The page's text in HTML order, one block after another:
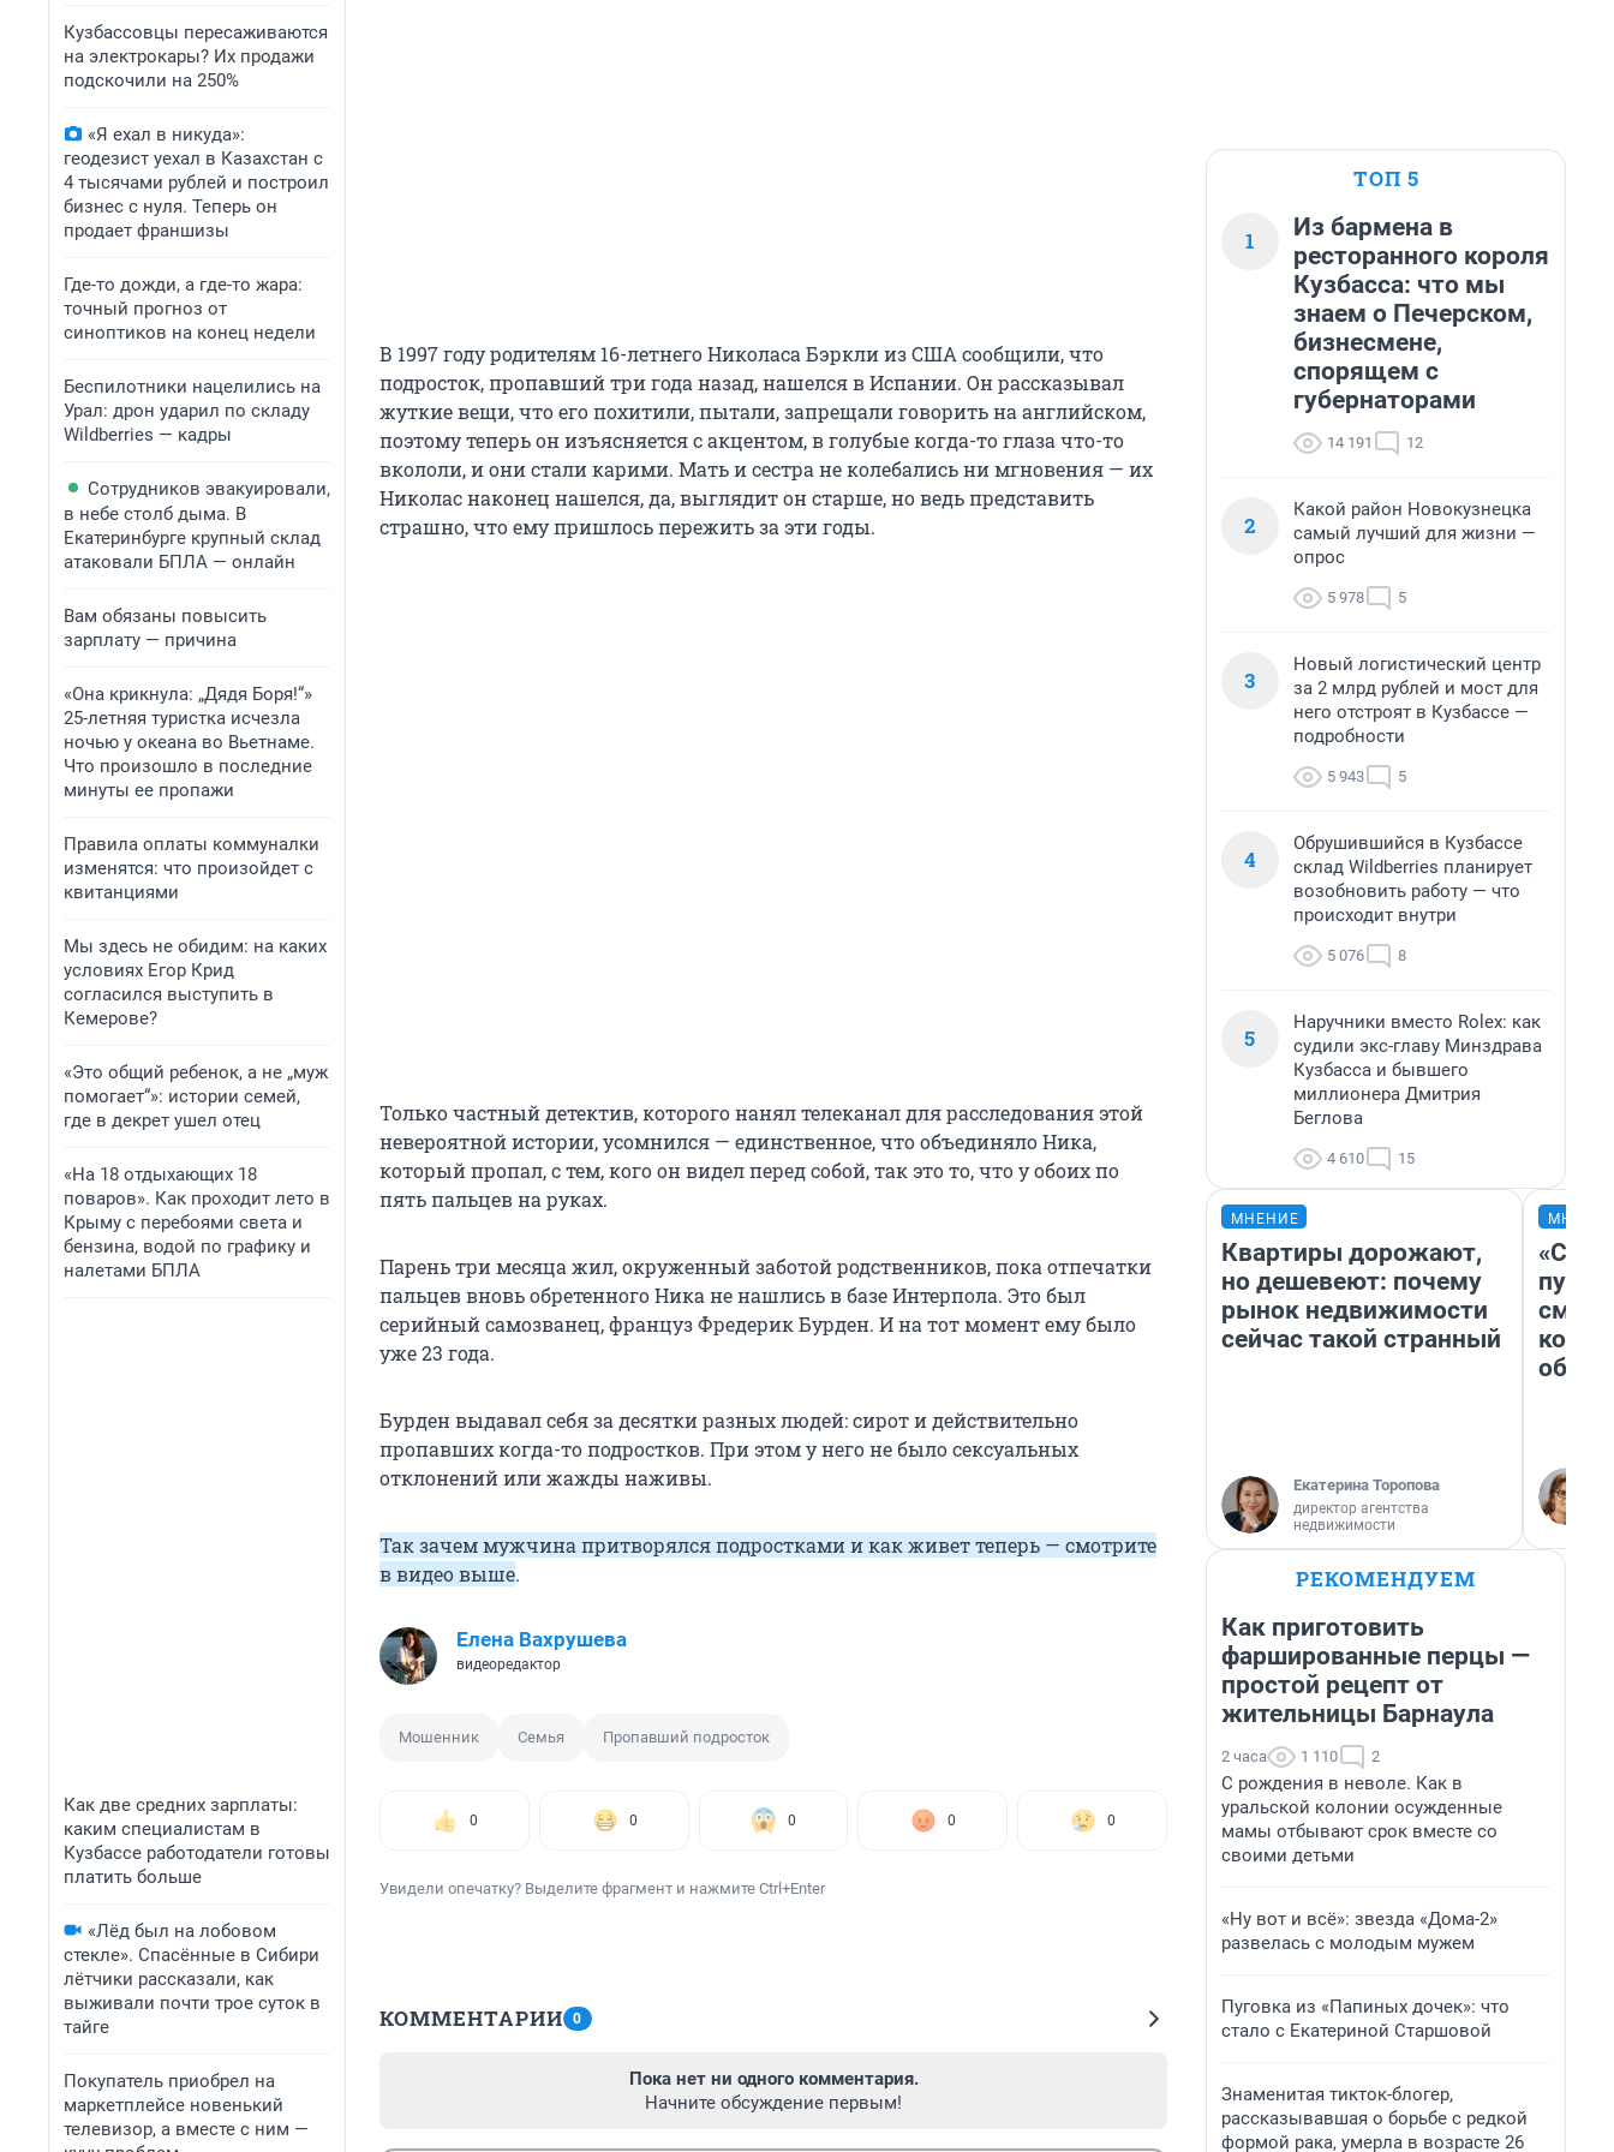
Кузбассовцы пересаживаются
на электрокары? Их продажи
подскочили на 250%
«Я ехал в никуда»:
геодезист уехал в Казахстан с
4 тысячами рублей и построил
бизнес с нуля. Теперь он
продает франшизы
Где-то дожди, а где-то жара:
точный прогноз от
синоптиков на конец недели
Беспилотники нацелились на
Урал: дрон ударил по складу
Wildberries — кадры
Сотрудников эвакуировали,
в небе столб дыма. В
Екатеринбурге крупный склад
атаковали БПЛА — онлайн
Вам обязаны повысить
зарплату — причина
«Она крикнула: „Дядя Боря!“»
25-летняя туристка исчезла
ночью у океана во Вьетнаме.
Что произошло в последние
минуты ее пропажи
Правила оплаты коммуналки
изменятся: что произойдет с
квитанциями
Мы здесь не обидим: на каких
условиях Егор Крид
согласился выступить в
Кемерове?
«Это общий ребенок, а не „муж
помогает“»: истории семей,
где в декрет ушел отец
«На 18 отдыхающих 18
поваров». Как проходит лето в
Крыму с перебоями света и
бензина, водой по графику и
налетами БПЛА
Как две средних зарплаты:
каким специалистам в
Кузбассе работодатели готовы
платить больше
«Лёд был на лобовом
стекле». Спасённые в Сибири
лётчики рассказали, как
выживали почти трое суток в
тайге
Покупатель приобрел на
маркетплейсе новенький
телевизор, а вместе с ним —
В 1997 году родителям 16-летнего Николаса Бэркли из США сообщили, что
подросток, пропавший три года назад, нашелся в Испании. Он рассказывал
жуткие вещи, что его похитили, пытали, запрещали говорить на английском,
поэтому теперь он изъясняется с акцентом, в голубые когда-то глаза что-то
вкололи, и они стали карими. Мать и сестра не колебались ни мгновения — их
Николас наконец нашелся, да, выглядит он старше, но ведь представить
страшно, что ему пришлось пережить за эти годы.
Только частный детектив, которого нанял телеканал для расследования этой
невероятной истории, усомнился — единственное, что объединяло Ника,
который пропал, с тем, кого он видел перед собой, так это то, что у обоих по
пять пальцев на руках.
Парень три месяца жил, окруженный заботой родственников, пока отпечатки
пальцев вновь обретенного Ника не нашлись в базе Интерпола. Это был
серийный самозванец, француз Фредерик Бурден. И на тот момент ему было
уже 23 года.
Бурден выдавал себя за десятки разных людей: сирот и действительно
пропавших когда-то подростков. При этом у него не было сексуальных
отклонений или жажды наживы.
Так зачем мужчина притворялся подростками и как живет теперь — смотрите
в видео выше.
Елена Вахрушева
видеоредактор
Мошенник Семья Пропавший подросток
0 0 0 0 0
Увидели опечатку? Выделите фрагмент и нажмите Ctrl+Enter
КОММЕНТАРИИ 0
Пока нет ни одного комментария.
Начните обсуждение первым!
ТОП 5
1
Из бармена в
ресторанного короля
Кузбасса: что мы
знаем о Печерском,
бизнесмене,
спорящем с
губернаторами
14 191 12
2
Какой район Новокузнецка
самый лучший для жизни —
опрос
5 978 5
3
Новый логистический центр
за 2 млрд рублей и мост для
него отстроят в Кузбассе —
подробности
5 943 5
4
Обрушившийся в Кузбассе
склад Wildberries планирует
возобновить работу — что
происходит внутри
5 076 8
5
Наручники вместо Rolex: как
судили экс-главу Минздрава
Кузбасса и бывшего
миллионера Дмитрия
Беглова
4 610 15
МНЕНИЕ
Квартиры дорожают,
но дешевеют: почему
рынок недвижимости
сейчас такой странный
Екатерина Торопова
директор агентства
недвижимости
РЕКОМЕНДУЕМ
Как приготовить
фаршированные перцы —
простой рецепт от
жительницы Барнаула
2 часа 1 110 2
С рождения в неволе. Как в
уральской колонии осужденные
мамы отбывают срок вместе со
своими детьми
«Ну вот и всё»: звезда «Дома-2»
развелась с молодым мужем
Пуговка из «Папиных дочек»: что
стало с Екатериной Старшовой
Знаменитая тикток-блогер,
рассказывавшая о борьбе с редкой
формой рака, умерла в возрасте 26